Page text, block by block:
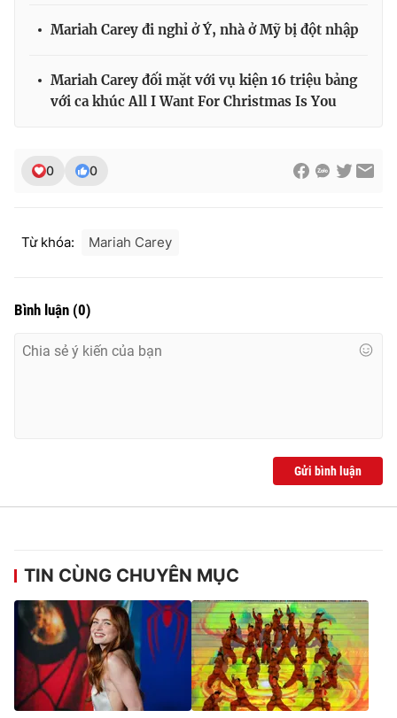
Email:toasoan@vtv.vn
® Cấm sao chép dưới mọi hình thức nếu không có sự chấp
thông tin từ website này.
Mariah Carey đi nghỉ ở Ý, nhà ở Mỹ bị đột nhập
Mariah Carey đối mặt với vụ kiện 16 triệu bảng
với ca khúc All I Want For Christmas Is You
0 0
Từ khóa: Mariah Carey
Bình luận (0)
Gửi bình luận
TIN CÙNG CHUYÊN MỤC